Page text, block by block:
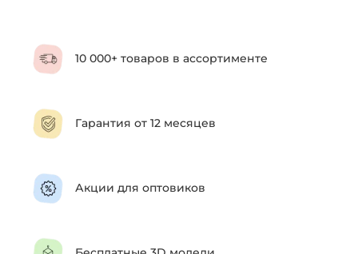
10 000+ товаров в ассортименте
Гарантия от 12 месяцев
Акции для оптовиков